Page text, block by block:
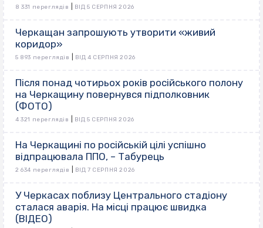
8 331 переглядів ВІД 5 СЕРПНЯ 2026
Черкащан запрошують утворити «живий
коридор»
5 893 переглядів ВІД 4 СЕРПНЯ 2026
Після понад чотирьох років російського полону
на Черкащину повернувся підполковник
(ФОТО)
4 321 переглядів ВІД 5 СЕРПНЯ 2026
На Черкащині по російській цілі успішно
відпрацювала ППО, – Табурець
2 634 переглядів ВІД 7 СЕРПНЯ 2026
У Черкасах поблизу Центрального стадіону
сталася аварія. На місці працює швидка
(ВІДЕО)